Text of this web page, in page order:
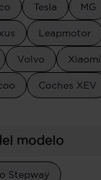
Tesla MG
Leapmotor
Volvo Xiaomi
Coches XEV
modelo
Stepway